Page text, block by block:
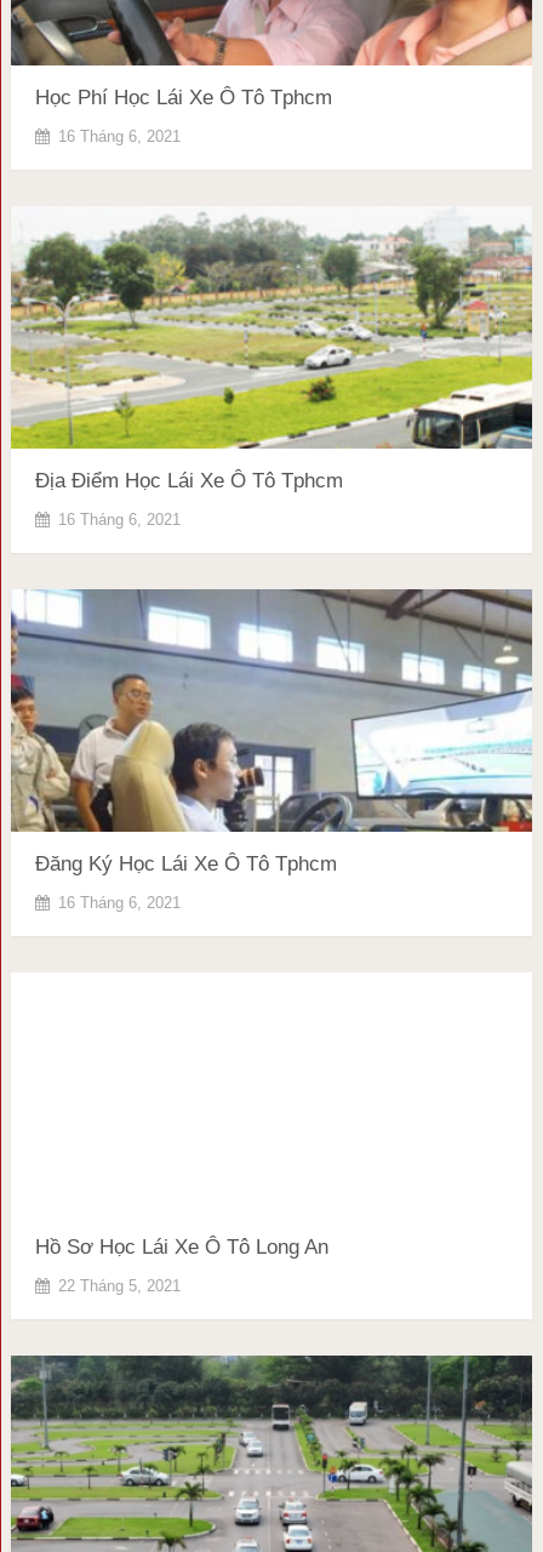
Học Phí Học Lái Xe Ô Tô Tphcm
16 Tháng 6, 2021
Địa Điểm Học Lái Xe Ô Tô Tphcm
16 Tháng 6, 2021
Đăng Ký Học Lái Xe Ô Tô Tphcm
16 Tháng 6, 2021
Hồ Sơ Học Lái Xe Ô Tô Long An
22 Tháng 5, 2021